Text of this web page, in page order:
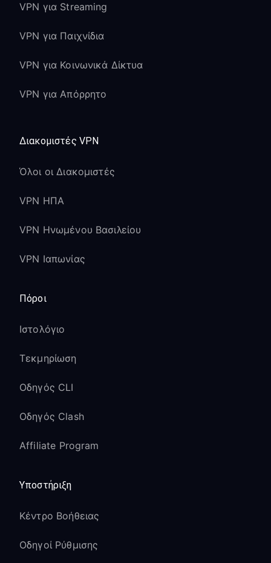
VPN για Streaming
VPN για Παιχνίδια
VPN για Κοινωνικά Δίκτυα
VPN για Απόρρητο
Διακομιστές VPN
Όλοι οι Διακομιστές
VPN ΗΠΑ
VPN Ηνωμένου Βασιλείου
VPN Ιαπωνίας
Πόροι
Ιστολόγιο
Τεκμηρίωση
Οδηγός CLI
Οδηγός Clash
Affiliate Program
Υποστήριξη
Κέντρο Βοήθειας
Οδηγοί Ρύθμισης